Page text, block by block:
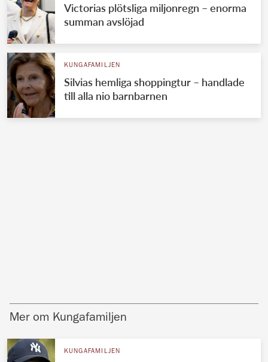
Victorias plötsliga miljonregn – enorma
summan avslöjad
KUNGAFAMILJEN
Silvias hemliga shoppingtur – handlade
till alla nio barnbarnen
Mer om Kungafamiljen
KUNGAFAMILJEN